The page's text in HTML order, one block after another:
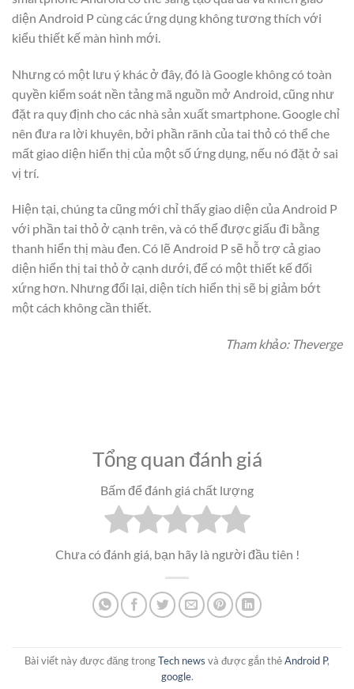
diện Android P cùng các ứng dụng không tương thích với
kiểu thiết kế màn hình mới.
Nhưng có một lưu ý khác ở đây, đó là Google không có toàn
quyền kiểm soát nền tảng mã nguồn mở Android, cũng như
đặt ra quy định cho các nhà sản xuất smartphone. Google chỉ
nên đưa ra lời khuyên, bởi phần rãnh của tai thỏ có thể che
mất giao diện hiển thị của một số ứng dụng, nếu nó đặt ở sai
vị trí.
Hiện tại, chúng ta cũng mới chỉ thấy giao diện của Android P
với phần tai thỏ ở cạnh trên, và có thể được giấu đi bằng
thanh hiển thị màu đen. Có lẽ Android P sẽ hỗ trợ cả giao
diện hiển thị tai thỏ ở cạnh dưới, để có một thiết kế đối
xứng hơn. Nhưng đổi lại, diện tích hiển thị sẽ bị giảm bớt
một cách không cần thiết.
Tham khảo: Theverge
Tổng quan đánh giá
Bấm để đánh giá chất lượng
Chưa có đánh giá, bạn hãy là người đầu tiên !
Bài viết này được đăng trongTech news và được gắn thẻAndroid P,
google.